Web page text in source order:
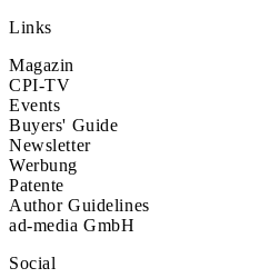
Links
Magazin
CPI-TV
Events
Buyers' Guide
Newsletter
Werbung
Patente
Author Guidelines
ad-media GmbH
Social